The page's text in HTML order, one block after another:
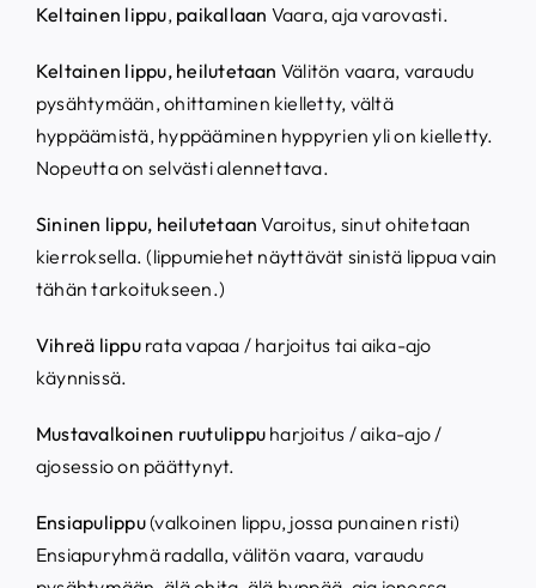
Keltainen lippu, paikallaan Vaara, aja varovasti.
Keltainen lippu, heilutetaan Välitön vaara, varaudu
pysähtymään, ohittaminen kielletty, vältä
hyppäämistä, hyppääminen hyppyrien yli on kielletty.
Nopeutta on selvästi alennettava.
Sininen lippu, heilutetaan Varoitus, sinut ohitetaan
kierroksella. (lippumiehet näyttävät sinistä lippua vain
tähän tarkoitukseen.)
Vihreä lippurata vapaa / harjoitus tai aika-ajo
käynnissä.
Mustavalkoinen ruutulippuharjoitus / aika-ajo /
ajosessio on päättynyt.
Ensiapulippu(valkoinen lippu, jossa punainen risti)
Ensiapuryhmä radalla, välitön vaara, varaudu